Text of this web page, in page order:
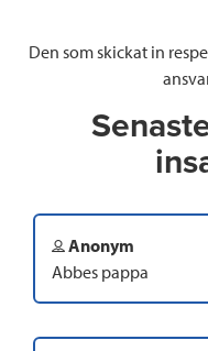
Den som skickat in
Anonym
Abbes pappa